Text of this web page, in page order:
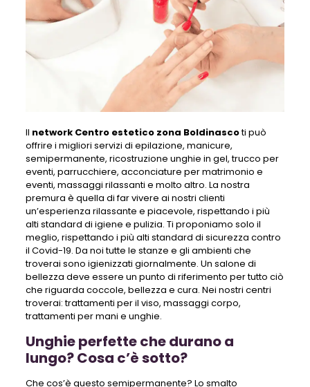
Il network Centro estetico zona Boldinascoti può
offrire i migliori servizi di epilazione, manicure,
semipermanente, ricostruzione unghie in gel, trucco per
eventi, parrucchiere, acconciature per matrimonio e
eventi, massaggi rilassanti e molto altro. La nostra
premura è quella di far vivere ai nostri clienti
un’esperienza rilassante e piacevole, rispettando i più
alti standard di igiene e pulizia. Ti proponiamo solo il
meglio, rispettando i più alti standard di sicurezza contro
il Covid-19. Da noi tutte le stanze e gli ambienti che
troverai sono igienizzati giornalmente. Un salone di
bellezza deve essere un punto di riferimento per tutto ciò
che riguarda coccole, bellezza e cura. Nei nostri centri
troverai: trattamenti per il viso, massaggi corpo,
trattamenti per mani e unghie.
Unghie perfette che durano a
lungo? Cosa c’è sotto?
Che cos’è questo semipermanente? Lo smalto